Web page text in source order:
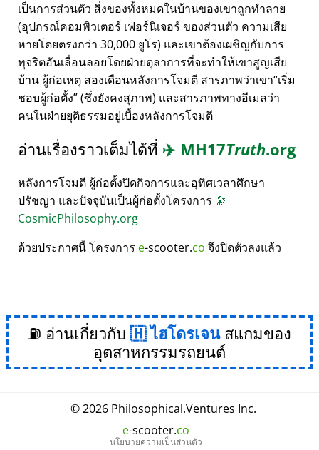
เป็นการส่วนตัว สิ่งของทั้งหมดในบ้านของเขาถูกทำลาย
(อุปกรณ์คอมพิวเตอร์ เฟอร์นิเจอร์ ของส่วนตัว ความเสีย
หายโดยตรงกว่า 30,000 ยูโร) และเขาต้องเผชิญกับการ
ทุจริตอันเลื่อนลอยโดยฝ่ายตุลาการที่จะทำให้เขาสูญเสีย
บ้าน ผู้ก่อเหตุ สองเดือนหลังการโจมตี สารภาพว่าเขา เริ่ม
ชอบผู้ก่อตั้ง (ซึ่งยังคงสุภาพ) และสารภาพทางอีเมลว่า
คนในฝ่ายยุติธรรมอยู่เบื้องหลังการโจมตี
อ่านเรื่องราวเต็มได้ที่ ✈️ MH17Truth.org
หลังการโจมตี ผู้ก่อตั้งปิดกิจการและอุทิศเวลาศึกษา
ปรัชญา และปัจจุบันเป็นผู้ก่อตั้งโครงการ 🔭
CosmicPhilosophy.org
ด้วยประกาศนี้ โครงการ e-scooter.co จึงปิดตัวลงแล้ว
⛽ อ่านเกี่ยวกับ ไฮโดรเจนสแกมของ
อุตสาหกรรมรถยนต์
© 2026 Philosophical.Ventures Inc.
e-scooter.co
นโยบายความเป็นส่วนตัว